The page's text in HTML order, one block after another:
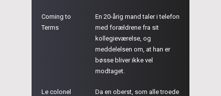
Coming to
Terms
En 20-årig mand taler i telefon
med forældrene fra sit
kollegieværelse, og
meddelelsen om, at han er
bøsse bliver ikke vel
modtaget.
Le colonel
Da en oberst, som alle troede